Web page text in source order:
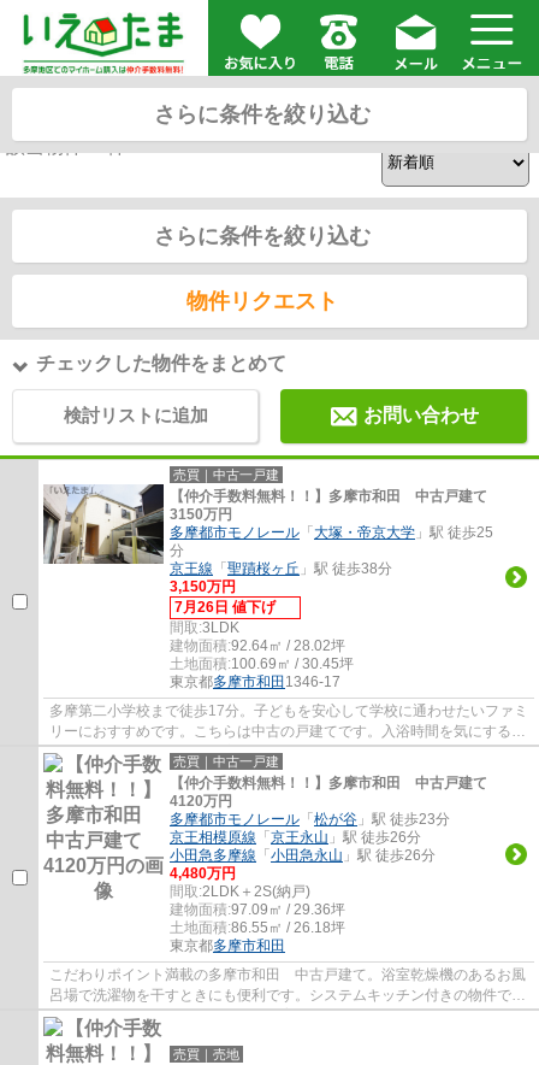
コモディイイダ聖蹟和田店の周辺物件一覧
該当物件5件
さらに条件を絞り込む
物件リクエスト
チェックした物件をまとめて
検討リストに追加 お問い合わせ
売買｜中古一戸建
【仲介手数料無料！！】多摩市和田 中古戸建て
3150万円
多摩都市モノレール 「大塚・帝京大学 」駅 徒歩25
分
京王線 「聖蹟桜ヶ丘 」駅 徒歩38分
3,150万円
7月26日 値下げ
間取:3LDK
建物面積:92.64㎡ / 28.02坪
土地面積:100.69㎡ / 30.45坪
東京都多摩市和田 1346-17
多摩第二小学校まで徒歩17分。子どもを安心して学校に通わせたいファミ
リーにおすすめです。こちらは中古の戸建てです。入浴時間を気にする必
要のない追焚機能のある浴室です。地域に...
売買｜中古一戸建
【仲介手数料無料！！】多摩市和田 中古戸建て
4120万円
多摩都市モノレール 「松が谷 」駅 徒歩23分
京王相模原線 「京王永山 」駅 徒歩26分
小田急多摩線 「小田急永山 」駅 徒歩26分
4,480万円
間取:2LDK＋2S(納戸)
建物面積:97.09㎡ / 29.36坪
土地面積:86.55㎡ / 26.18坪
東京都多摩市和田
こだわりポイント満載の多摩市和田 中古戸建て。浴室乾燥機のあるお風
呂場で洗濯物を干すときにも便利です。システムキッチン付きの物件で
す。こちらの中古戸建て物件は、子育ての環...
売買｜売地
さらに条件を絞り込む